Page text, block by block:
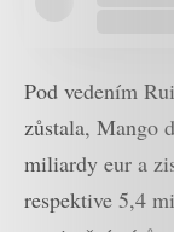
Pod vedením
zůstala, Mango
miliardy eur a
respektive 5,4